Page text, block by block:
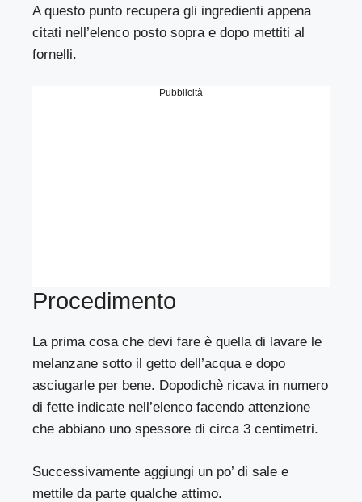
A questo punto recupera gli ingredienti appena
citati nell’elenco posto sopra e dopo mettiti al
fornelli.
Pubblicità
Procedimento
La prima cosa che devi fare è quella di lavare le
melanzane sotto il getto dell’acqua e dopo
asciugarle per bene. Dopodichè ricava in numero
di fette indicate nell’elenco facendo attenzione
che abbiano uno spessore di circa 3 centimetri.
Successivamente aggiungi un po’ di sale e
mettile da parte qualche attimo.